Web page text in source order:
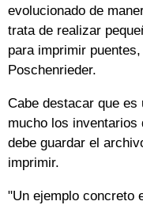
evolucionado de
trata de realizar
para imprimir
Poschenrieder.
Cabe destacar que
mucho los
debe guardar el
imprimir.
"Un ejemplo concreto